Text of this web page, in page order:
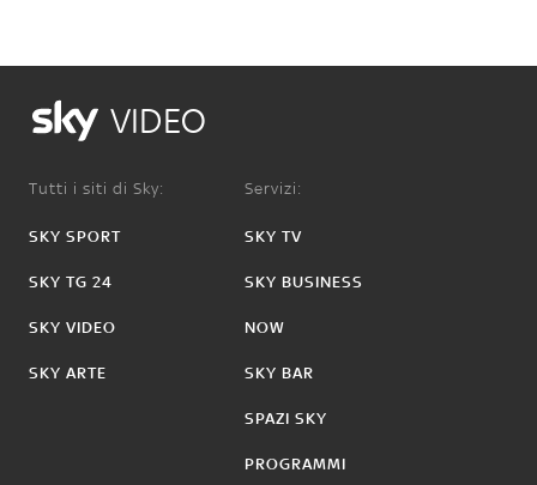
VIDEO
Tutti i siti di Sky:
SKY SPORT
SKY TG 24
SKY VIDEO
SKY ARTE
Servizi:
SKY TV
SKY BUSINESS
NOW
SKY BAR
SPAZI SKY
PROGRAMMI